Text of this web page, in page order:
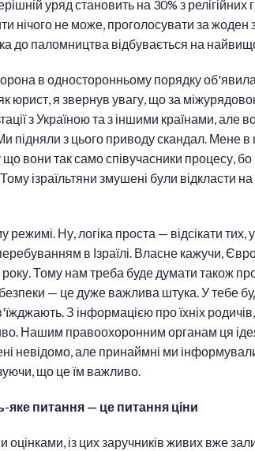
уряд становить на 30% з релігійних
нічого не може, проголосувати за
до паломництва відбувається на
в односторонньому порядку
юрист, я звернув увагу, що за
з Україною та з іншими країнами, але
підняли з цього приводу скандал. Мене в
вони так само співучасники процесу,
ізраїльтяни змушені були відкласти
Ну, логіка проста — відсікати тих,
в Ізраїлі. Власне кажучи,
року. Тому нам треба буде думати також
— це дуже важлива штука. У тебе
З інформацією про їхніх
Нашим правоохоронним органам ця
невідомо, але принаймні ми
що це їм важливо.
питання — це питання ціни
оцінками, із цих заручників живих вже